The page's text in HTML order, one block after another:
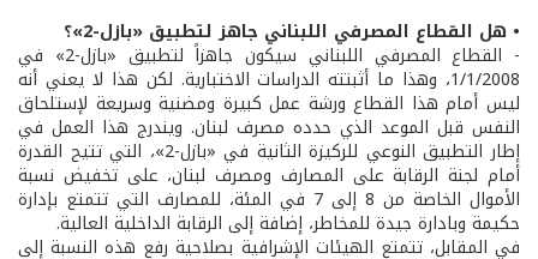
• هل القطاع المصرفي اللبناني جاهز لتطبيق «بازل-2»؟
- القطاع المصرفي اللبناني سيكون جاهزاً لتطبيق «بازل-2» في
1/1/2008، وهذا ما أثبتته الدراسات الاختبارية. لكن هذا لا يعني أنه
ليس أمام هذا القطاع ورشة عمل كبيرة ومضنية وسريعة لإستلحاق
النفس قبل الموعد الذي حدده مصرف لبنان. ويندرج هذا العمل في
إطار التطبيق النوعي للركيزة الثانية في «بازل-2»، التي تتيح القدرة
أمام لجنة الرقابة على المصارف ومصرف لبنان، على تخفيض نسبة
الأموال الخاصة من 8 إلى 7 في المئة، للمصارف التي تتمتع بإدارة
حكيمة وبادارة جيدة للمخاطر، إضافة إلى الرقابة الداخلية العالية.
في المقابل، تتمتع الهيئات الإشرافية بصلاحية رفع هذه النسبة إلى